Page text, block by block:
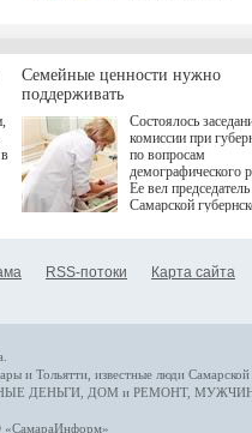
определенными
К ним можно
возникающие при
данными
более динамичного
проникновения
сегмент
отраслевое
рассказала Ольга
ходе сессии
качества жизни" в
ПМЭФ 2025. В
Семейные ценности нужно
поддерживать
Состоялось
комиссии при
по вопросам
демографического
Ее вел председатель
Самарской
RSS-потоки Карта сайта
и Тольятти, известные люди
ДЕНЬГИ ДОМ и РЕМОНТ,
«СамараИнформ»